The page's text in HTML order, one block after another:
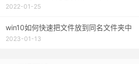
2022-01-25
win10如何快速把文件放到同名文件夹中
2023-01-13